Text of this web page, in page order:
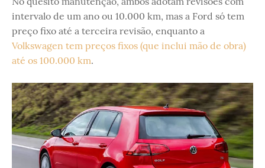
intervalo de um ano ou 10.000 km, mas a Ford só tem
preço fixo até a terceira revisão, enquanto a
Volkswagen tem preços fixos (que inclui mão de obra)
até os 100.000 km.